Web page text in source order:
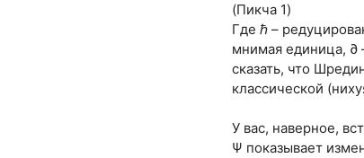
(Пикча 1)
Где ℏ –
мнимая единица, ∂
сказать, что
классической
У вас, наверное,
Ψ показывает